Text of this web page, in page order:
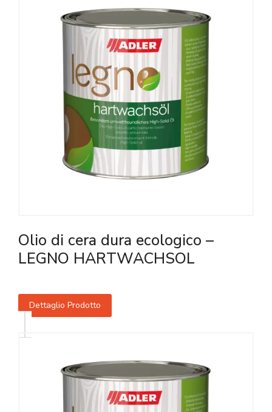
Olio di cera dura ecologico –
LEGNO HARTWACHSOL
Dettaglio Prodotto